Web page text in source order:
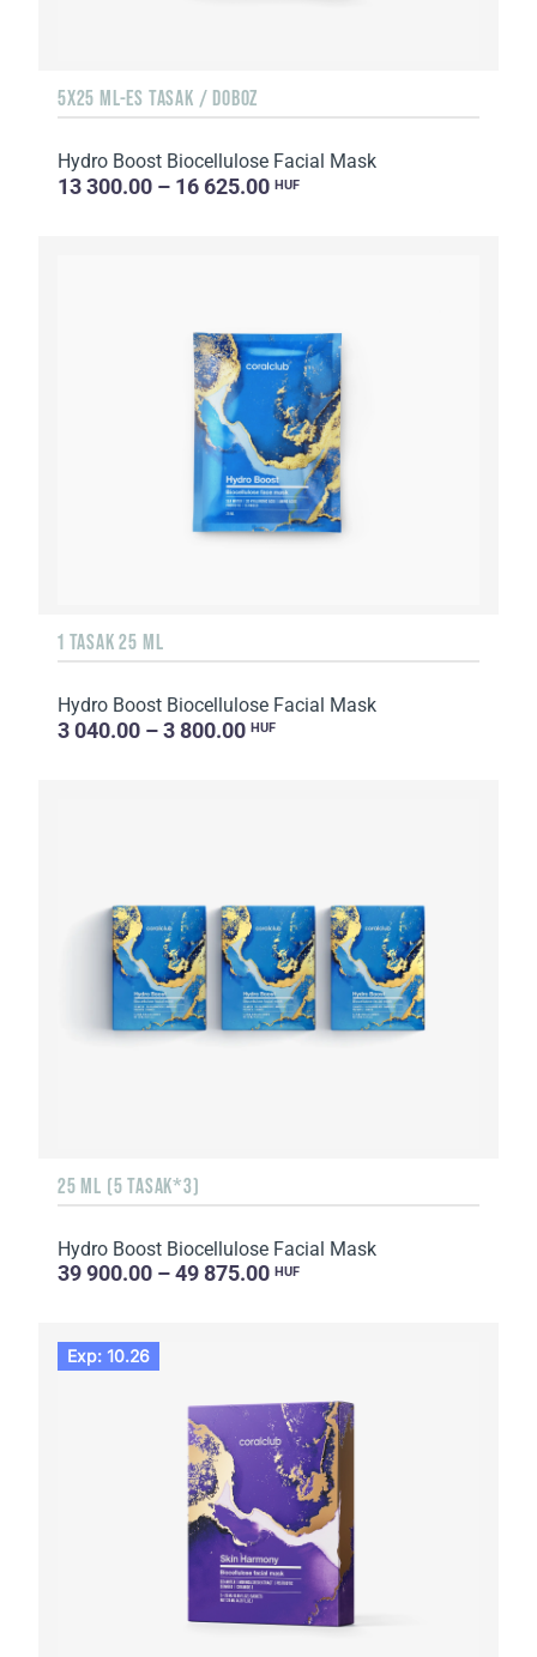
5X25 ML-ES TASAK / DOBOZ
Hydro Boost Biocellulose Facial Mask
13 300.00 – 16 625.00 HUF
1 TASAK 25 ML
Hydro Boost Biocellulose Facial Mask
3 040.00 – 3 800.00 HUF
25 ML (5 TASAK*3)
Hydro Boost Biocellulose Facial Mask
39 900.00 – 49 875.00 HUF
Exp: 10.26